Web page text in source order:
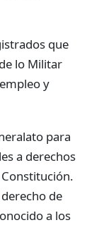
que
lo Militar
y
para
a derechos
de
a los